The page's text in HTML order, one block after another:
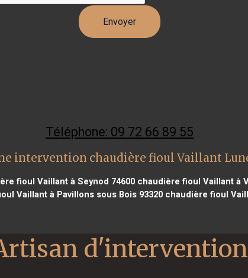
Téléphone: 09 72 66 89 55
intervention chaudière fioul Vaillant
fioul Vaillant à Seynod 74600 chaudière fioul Vaillant à
Vaillant à Pavillons sous Bois 93320 chaudière fioul
d'intervention